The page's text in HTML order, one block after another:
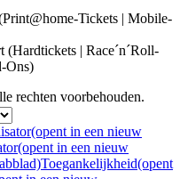
Tickets | Mobile-
| Race´n´Roll-
Ons)
rechten voorbehouden.
(opent in een nieuw
(opent in een nieuw
Toegankelijkheid(opent